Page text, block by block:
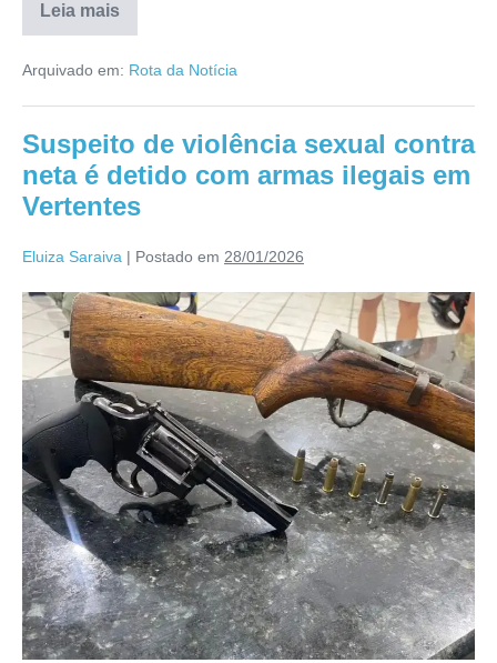
Leia mais
Arquivado em: Rota da Notícia
Suspeito de violência sexual contra
neta é detido com armas ilegais em
Vertentes
Eluiza Saraiva | Postado em 28/01/2026